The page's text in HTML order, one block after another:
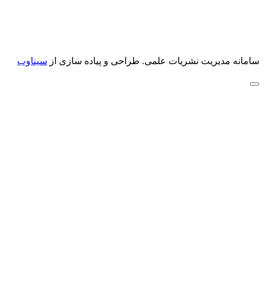
سامانه مدیریت نشریات علمی. طراحی و پیاده سازی از سیناوب